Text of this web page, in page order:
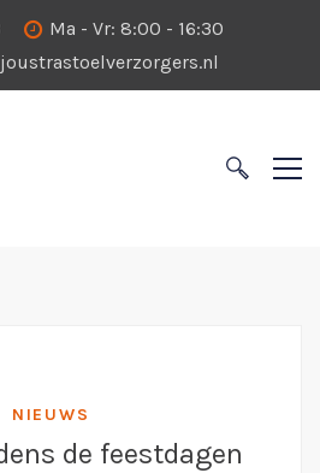
Ma - Vr: 8:00 - 16:30
NIEUWS
de feestdagen